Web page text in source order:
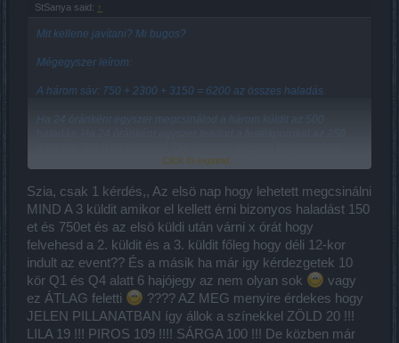
StSanya said: ↑
Mit kellene javítani? Mi bugos?
Mégegyszer leírom:
A három sáv: 750 + 2300 + 3150 = 6200 az összes haladás.
Ha 24 óránként egyszer megcsinálod a három küldit az 500
ami nyolc nap alatt összesen 6000 haladás...
Ha csak hét nap megcsinálod a napikat, az pedig 7 * 70 = 490
haladás.
Ennyi, s lehet menni köztesbe, meg PvP-zni...
Click to expand...
Szia, csak 1 kérdés,, Az elsö nap hogy lehetett megcsinálni
MIND A 3 küldit amikor el kellett érni bizonyos haladást 150
et és 750et és az elsö küldi után várni x órát hogy
felvehesd a 2. küldit és a 3. küldit főleg hogy déli 12-kor
indult az event?? És a másik ha már igy kérdezgetek 10
kör Q1 és Q4 alatt 6 hajójegy az nem olyan sok
vagy
ez ÁTLAG feletti
???? AZ MEG menyire érdekes hogy
JELEN PILLANATBAN így állok a színekkel ZÖLD 20 !!!
LILA 19 !!! PIROS 109 !!!! SÁRGA 100 !!! De közben már